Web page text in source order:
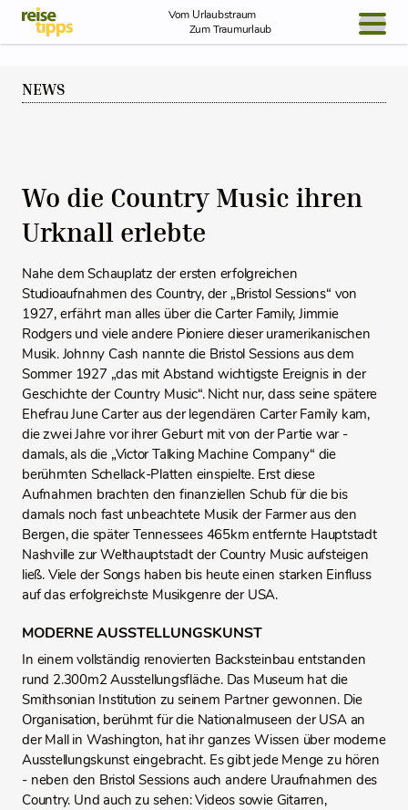
Skip to Content
Vom Urlaubstraum
Zum Traumurlaub
NEWS
Wo die Country Music ihren
Urknall erlebte
Nahe dem Schauplatz der ersten erfolgreichen
Studioaufnahmen des Country, der „Bristol Sessions“ von
1927, erfährt man alles über die Carter Family, Jimmie
Rodgers und viele andere Pioniere dieser uramerikanischen
Musik. Johnny Cash nannte die Bristol Sessions aus dem
Sommer 1927 „das mit Abstand wichtigste Ereignis in der
Geschichte der Country Music“. Nicht nur, dass seine spätere
Ehefrau June Carter aus der legendären Carter Family kam,
die zwei Jahre vor ihrer Geburt mit von der Partie war -
damals, als die „Victor Talking Machine Company“ die
berühmten Schellack-Platten einspielte. Erst diese
Aufnahmen brachten den finanziellen Schub für die bis
damals noch fast unbeachtete Musik der Farmer aus den
Bergen, die später Tennessees 465km entfernte Hauptstadt
Nashville zur Welthauptstadt der Country Music aufsteigen
ließ. Viele der Songs haben bis heute einen starken Einfluss
auf das erfolgreichste Musikgenre der USA.
MODERNE AUSSTELLUNGSKUNST
In einem vollständig renovierten Backsteinbau entstanden
rund 2.300m2 Ausstellungsfläche. Das Museum hat die
Smithsonian Institution zu seinem Partner gewonnen. Die
Organisation, berühmt für die Nationalmuseen der USA an
der Mall in Washington, hat ihr ganzes Wissen über moderne
Ausstellungskunst eingebracht. Es gibt jede Menge zu hören
- neben den Bristol Sessions auch andere Uraufnahmen des
Country. Und auch zu sehen: Videos sowie Gitarren,